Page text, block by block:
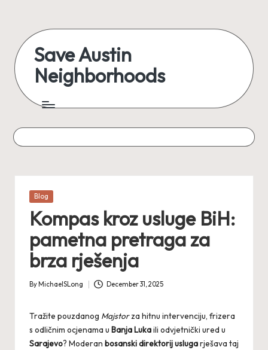
content
Save Austin
Neighborhoods
Austin
everything
Posted
Blog
Kompas kroz usluge BiH:
pametna pretraga za
brza rješenja
Posted
By MichaelSLong December 31, 2025
Tražite pouzdanog Majstorza hitnu intervenciju, frizera
s odličnim ocjenama u Banja Lukaili odvjetnički ured u
Sarajevo? Moderan bosanski direktorij uslugarješava taj